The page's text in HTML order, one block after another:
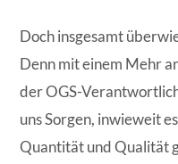
Doch insgesamt
Denn mit einem Mehr
der OGS-
uns Sorgen, inwieweit
Quantität und Qualität